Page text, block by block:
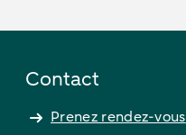
Contact
Prenez rendez-vous